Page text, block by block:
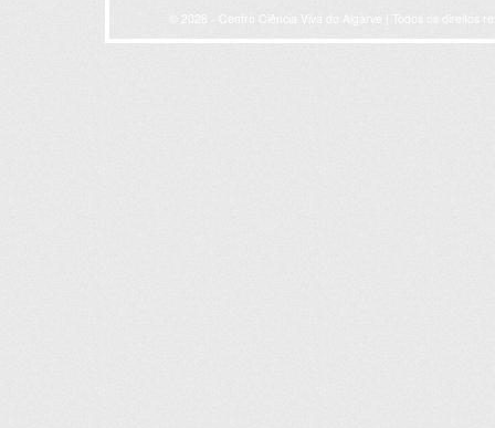
© 2026 - Centro Ciência Viva do Algarve | Todos os direitos